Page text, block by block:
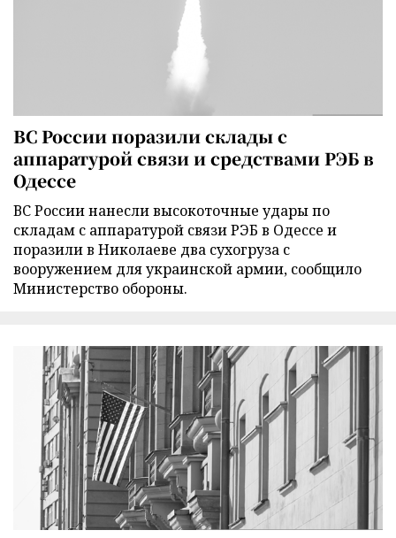
ВС России поразили склады с
аппаратурой связи и средствами РЭБ в
Одессе
ВС России нанесли высокоточные удары по
складам с аппаратурой связи РЭБ в Одессе и
поразили в Николаеве два сухогруза с
вооружением для украинской армии, сообщило
Министерство обороны.